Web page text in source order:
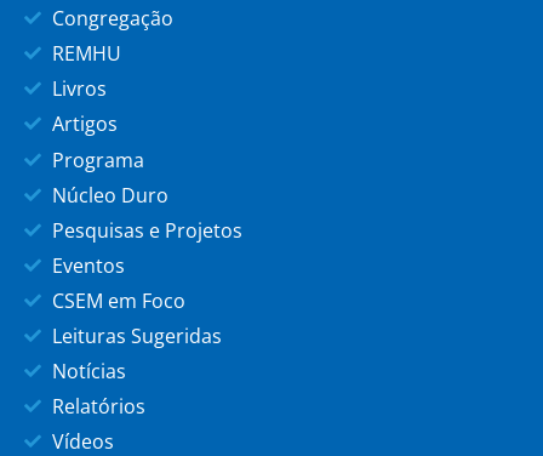
Congregação
REMHU
Livros
Artigos
Programa
Núcleo Duro
Pesquisas e Projetos
Eventos
CSEM em Foco
Leituras Sugeridas
Notícias
Relatórios
Vídeos